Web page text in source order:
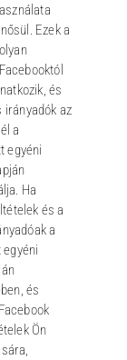
Ezek a
és
irányadók az
a
egyéni
Ha
és a
a
és
Ön